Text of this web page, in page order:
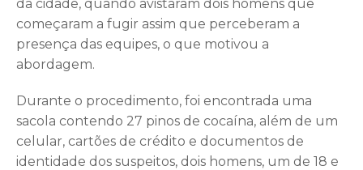
da cidade, quando avistaram dois homens que
começaram a fugir assim que perceberam a
presença das equipes, o que motivou a
abordagem.
Durante o procedimento, foi encontrada uma
sacola contendo 27 pinos de cocaína, além de um
celular, cartões de crédito e documentos de
identidade dos suspeitos, dois homens, um de 18 e